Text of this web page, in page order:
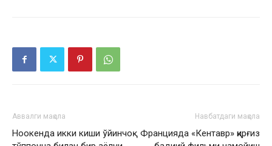
Аввалги мақола
Ноокенда икки киши ўйинчоқ
Навбатдаги мақола
Францияда «Кентавр» қирғиз